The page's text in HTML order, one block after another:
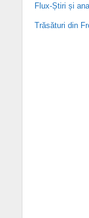
Flux-Știri și
Trăsături din